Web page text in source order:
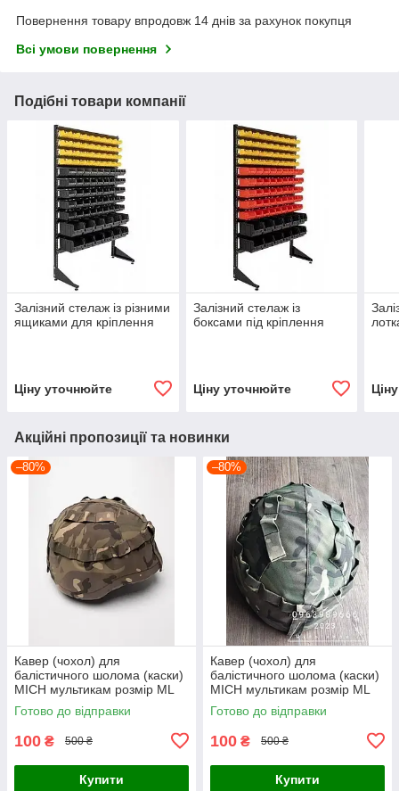
Повернення товару впродовж 14 днів за рахунок покупця
Всі умови повернення
Подібні товари компанії
Залізний стелаж із різними
ящиками для кріплення
Ціну уточнюйте
Залізний стелаж із
боксами під кріплення
Ціну уточнюйте
Акційні пропозиції та новинки
–80%
Кавер (чохол) для
балістичного шолома (каски)
MICH мультикам розмір МL
Готово до відправки
100 ₴ 500 ₴
Купити
–80%
Кавер (чохол) для
балістичного шолома (каски)
MICH мультикам розмір МL
Готово до відправки
100 ₴ 500 ₴
Купити